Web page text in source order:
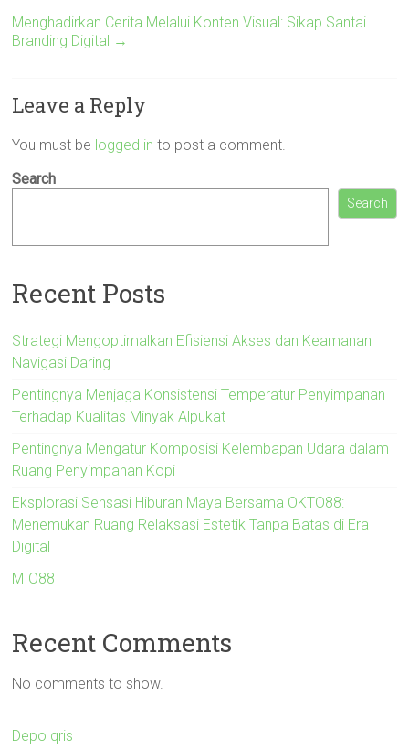
Menghadirkan Cerita Melalui Konten Visual: Sikap Santai
Branding Digital →
Leave a Reply
You must be logged in to post a comment.
Search
Search
Recent Posts
Strategi Mengoptimalkan Efisiensi Akses dan Keamanan
Navigasi Daring
Pentingnya Menjaga Konsistensi Temperatur Penyimpanan
Terhadap Kualitas Minyak Alpukat
Pentingnya Mengatur Komposisi Kelembapan Udara dalam
Ruang Penyimpanan Kopi
Eksplorasi Sensasi Hiburan Maya Bersama OKTO88:
Menemukan Ruang Relaksasi Estetik Tanpa Batas di Era
Digital
MIO88
Recent Comments
No comments to show.
Depo qris